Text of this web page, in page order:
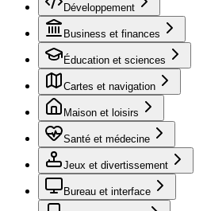
Développement
Business et finances
Éducation et sciences
Cartes et navigation
Maison et loisirs
Santé et médecine
Jeux et divertissement
Bureau et interface